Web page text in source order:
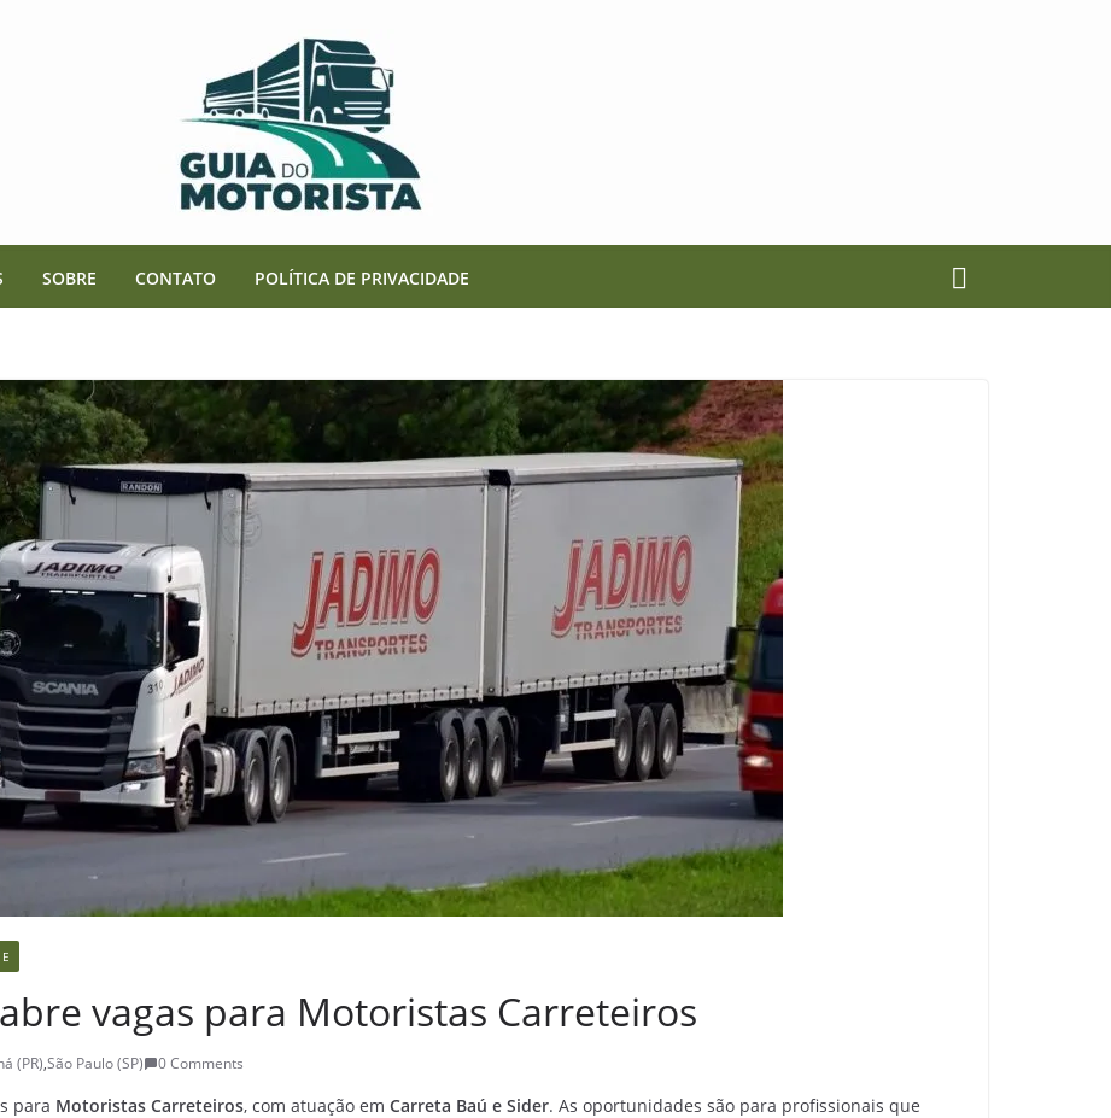
SOBRE CONTATO POLÍTICA DE PRIVACIDADE
vagas para Motoristas Carreteiros
(PR),São Paulo (SP) 0 Comments
para Motoristas Carreteiros, com atuação em Carreta Baú e Sider. As oportunidades são para profissionais que